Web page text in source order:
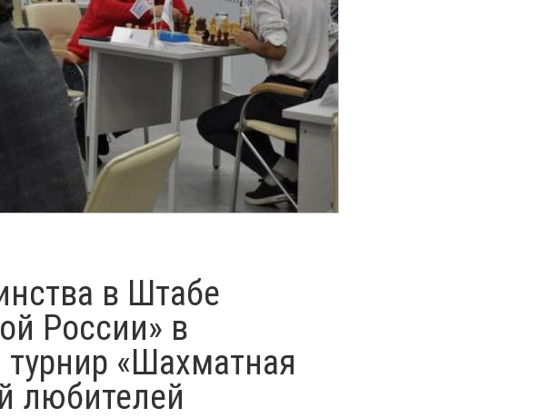
в Штабе
России» в
турнир «Шахматная
любителей